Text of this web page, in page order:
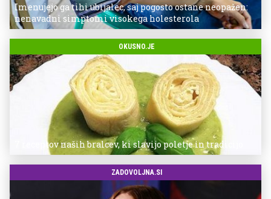
Imenujejo ga tihi ubijalec, saj pogosto ostane neopažen:
nenavadni simptomi visokega holesterola
OKUSNO.JE
7 receptov naših bralcev, ki slavijo poletje in tradicijo
ZADOVOLJNA.SI